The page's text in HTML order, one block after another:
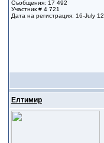
Съобщения: 17 492
Участник # 4 721
Дата на регистрация: 16-July 12
Елтимир